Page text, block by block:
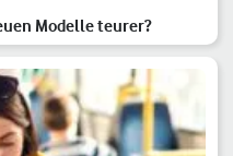
Modelle teurer?